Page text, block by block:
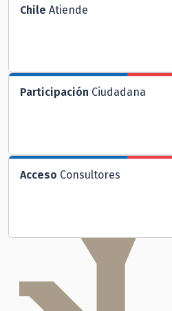
Chile Atiende
Participación Ciudadana
Acceso Consultores